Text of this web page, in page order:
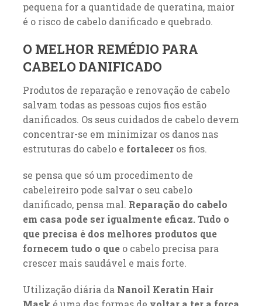
pequena for a quantidade de queratina, maior
é o risco de cabelo danificado e quebrado.
O MELHOR REMÉDIO PARA
CABELO DANIFICADO
Produtos de reparação e renovação de cabelo
salvam todas as pessoas cujos fios estão
danificados. Os seus cuidados de cabelo devem
concentrar-se em minimizar os danos nas
estruturas do cabelo e fortalecer os fios.
se pensa que só um procedimento de
cabeleireiro pode salvar o seu cabelo
danificado, pensa mal. Reparação do cabelo
em casa pode ser igualmente eficaz. Tudo o
que precisa é dos melhores produtos que
fornecem tudo o que o cabelo precisa para
crescer mais saudável e mais forte.
Utilização diária da Nanoil Keratin Hair